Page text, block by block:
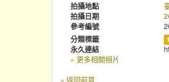
拍攝地點
拍攝日期
參考編號
分類標籤
永久連結
» 更多相關相片
« 返回前頁